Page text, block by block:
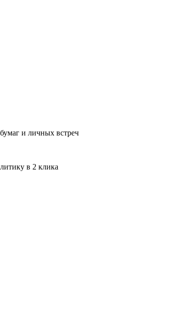
и личных встреч
в 2 клика